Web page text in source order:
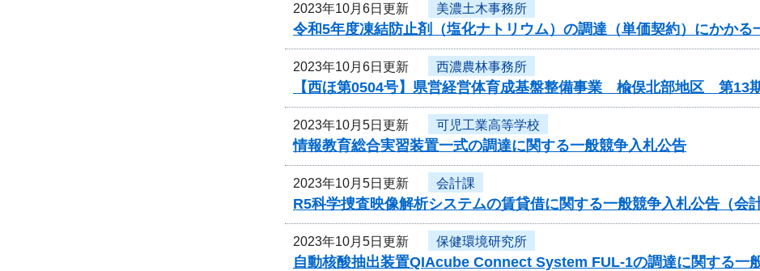
2023年10月6日更新 美濃土木事務所
令和5年度凍結防止剤（塩化ナトリウム）の調達（単価契約）にかかる
2023年10月6日更新 西濃農林事務所
【西ほ第0504号】県営経営体育成基盤整備事業 楡俣北部地区 第13
2023年10月5日更新 可児工業高等学校
情報教育総合実習装置一式の調達に関する一般競争入札公告
2023年10月5日更新 会計課
R5科学捜査映像解析システムの賃貸借に関する一般競争入札公告（会計
2023年10月5日更新 保健環境研究所
自動核酸抽出装置QIAcube Connect System FUL-1の調達に関する一